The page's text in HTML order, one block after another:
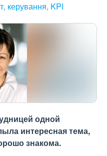
керування, KPI
одной
интересная тема,
знакома.